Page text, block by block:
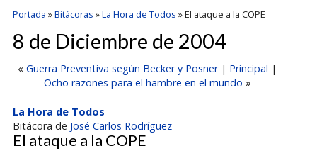
Portada »Bitácoras »La Hora de Todos »El ataque a la COPE
8 de Diciembre de 2004
«Guerra Preventiva según Becker y Posner| Principal |
Ocho razones para el hambre en el mundo »
La Hora de Todos
Bitácora de José Carlos Rodríguez
El ataque a la COPE